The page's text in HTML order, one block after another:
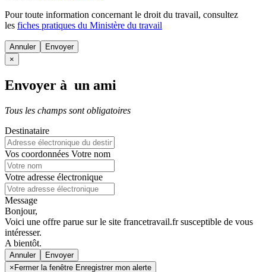
Pour toute information concernant le droit du travail, consultez
les fiches pratiques du Ministère du travail
Annuler
×
Envoyer à un ami
Tous les champs sont obligatoires
Destinataire
Vos coordonnées Votre nom
Votre adresse électronique
Message
Bonjour,
Voici une offre parue sur le site francetravail.fr susceptible de vous
intéresser.
A bientôt.
Annuler
× Fermer la fenêtre Enregistrer mon alerte